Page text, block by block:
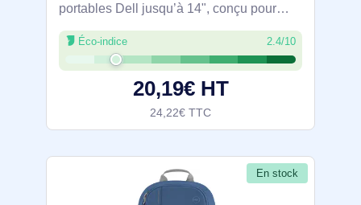
portables Dell jusqu’à 14", conçu pour
protéger et organiser en mobilité.
Revêtement Nylex anti-rayures, tissu
polyester balistique 840D résistant à l’eau,
Éco-indice 2.4/10
20,19€ HT
24,22€ TTC
En stock